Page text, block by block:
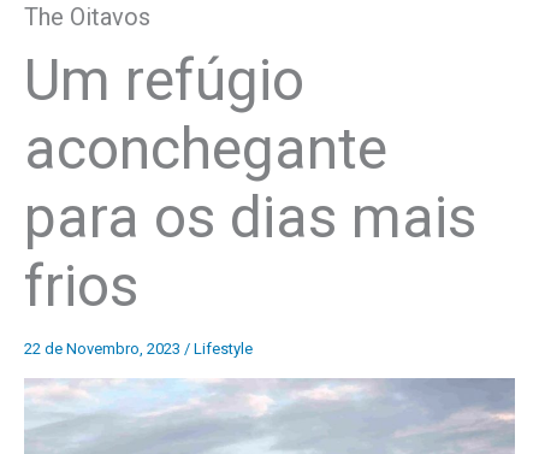
The Oitavos
Um refúgio
aconchegante
para os dias mais
frios
22 de Novembro, 2023 / Lifestyle